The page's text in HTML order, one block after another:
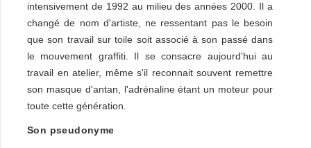
intensivement de 1992 au milieu des années 2000. Il a
changé de nom d'artiste, ne ressentant pas le besoin
que son travail sur toile soit associé à son passé dans
le mouvement graffiti. Il se consacre aujourd'hui au
travail en atelier, même s'il reconnait souvent remettre
son masque d'antan, l'adrénaline étant un moteur pour
toute cette génération.
Son pseudonyme